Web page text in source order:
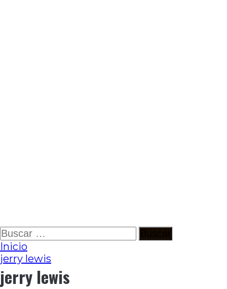
Ir
al
contenido
Buscar:
Inicio
jerry lewis
jerry lewis